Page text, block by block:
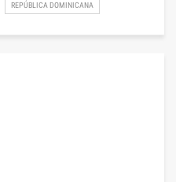
REPÚBLICA DOMINICANA